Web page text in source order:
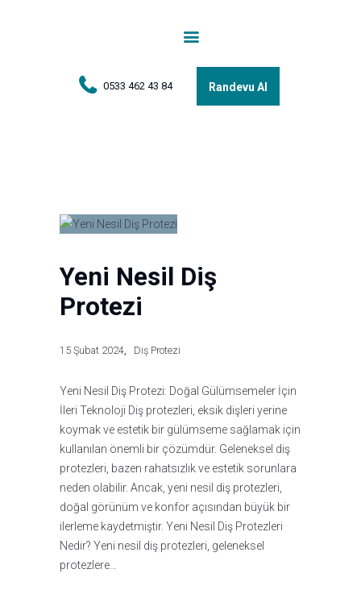
0533 462 43 84 Randevu Al
Hakkımda
İletişim
Yeni Nesil Diş
Protezi
15 Şubat 2024 Diş Protezi
Yeni Nesil Diş Protezi: Doğal Gülümsemeler İçin
İleri Teknoloji Diş protezleri, eksik dişleri yerine
koymak ve estetik bir gülümseme sağlamak için
kullanılan önemli bir çözümdür. Geleneksel diş
protezleri, bazen rahatsızlık ve estetik sorunlara
neden olabilir. Ancak, yeni nesil diş protezleri,
doğal görünüm ve konfor açısından büyük bir
ilerleme kaydetmiştir. Yeni Nesil Diş Protezleri
Nedir? Yeni nesil diş protezleri, geleneksel
protezlere…